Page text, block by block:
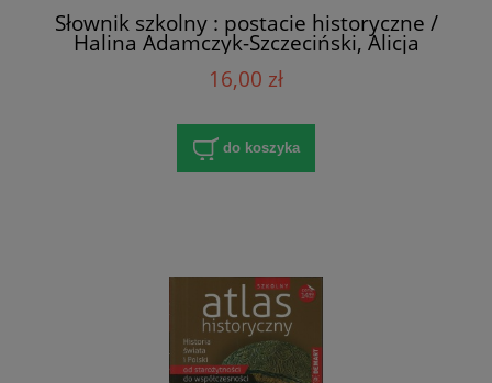
Słownik szkolny : postacie historyczne /
Halina Adamczyk-Szczeciński, Alicja
Mańkowska, Krystyna Zalewska
16,00 zł
do koszyka